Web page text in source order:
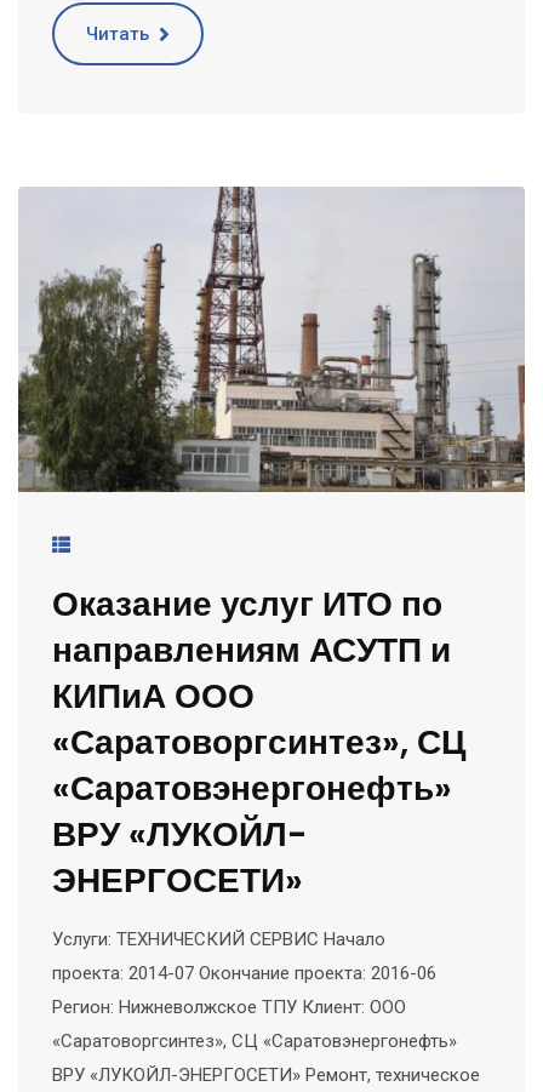
Читать
Оказание услуг ИТО по
направлениям АСУТП и
КИПиА ООО
«Саратоворгсинтез», СЦ
«Саратовэнергонефть»
ВРУ «ЛУКОЙЛ-
ЭНЕРГОСЕТИ»
Услуги: ТЕХНИЧЕСКИЙ СЕРВИС Начало
проекта: 2014-07 Окончание проекта: 2016-06
Регион: Нижневолжское ТПУ Клиент: ООО
«Саратоворгсинтез», СЦ «Саратовэнергонефть»
ВРУ «ЛУКОЙЛ-ЭНЕРГОСЕТИ» Ремонт, техническое